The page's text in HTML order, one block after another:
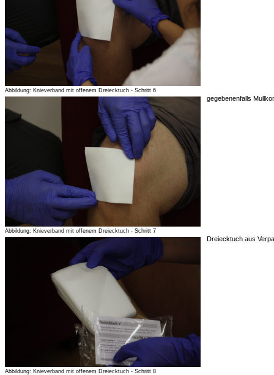
Abbildung: Knieverband mit offenem Dreiecktuch - Schritt 6
Abbildung: Knieverband mit offenem Dreiecktuch - Schritt 7
gegebenenfalls
Abbildung: Knieverband mit offenem Dreiecktuch - Schritt 8
Dreiecktuch aus